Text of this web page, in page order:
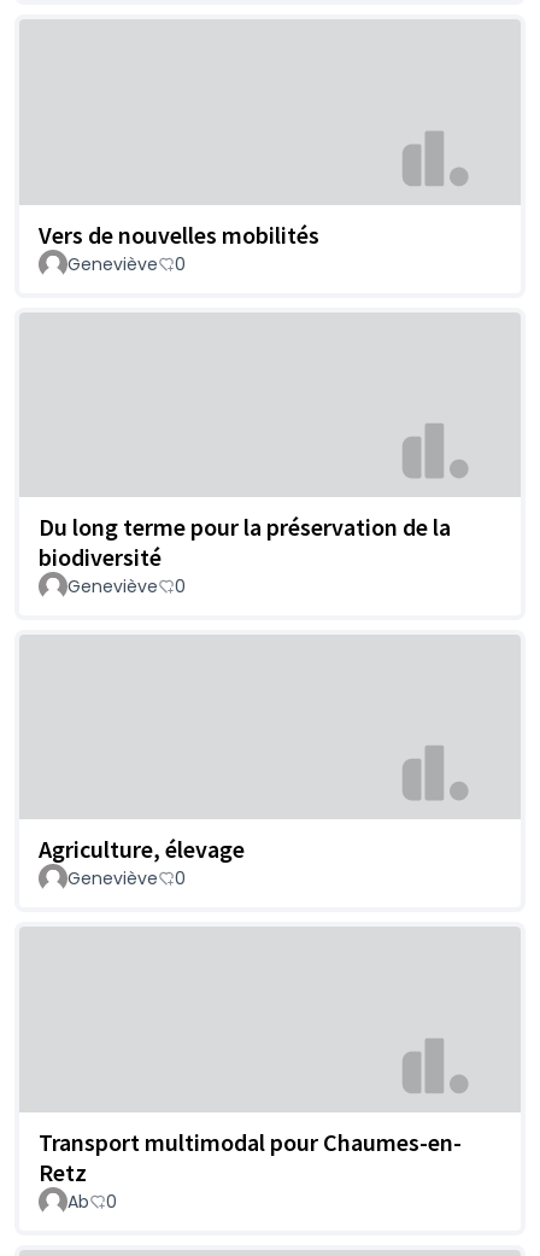
Vers de nouvelles mobilités
Geneviève 0
Du long terme pour la préservation de la
biodiversité
Geneviève 0
Agriculture, élevage
Geneviève 0
Transport multimodal pour Chaumes-en-
Retz
Ab 0